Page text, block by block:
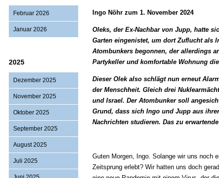
Februar 2026
Januar 2026
2025
Dezember 2025
November 2025
Oktober 2025
September 2025
August 2025
Juli 2025
Ingo Nöhr zum 1. November 2024
Oleks, der Ex-Nachbar von Jupp, hatte
Garten eingenistet, um dort Zuflucht als
Atombunkers begonnen, der allerdings
Partykeller und komfortable Wohnung
Dieser Olek also schlägt nun erneut
der Menschheit. Gleich drei
und Israel. Der Atombunker soll
Grund, dass sich Ingo und Jupp aus
Nachrichten studieren. Das zu
Guten Morgen, Ingo. Solange wir uns noch
Zeitsprung erlebt? Wir hatten uns doch